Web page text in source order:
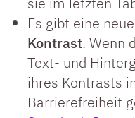
Es gibt eine
Kontrast. Wenn
Text- und
ihres Kontrasts
Barrierefreiheit